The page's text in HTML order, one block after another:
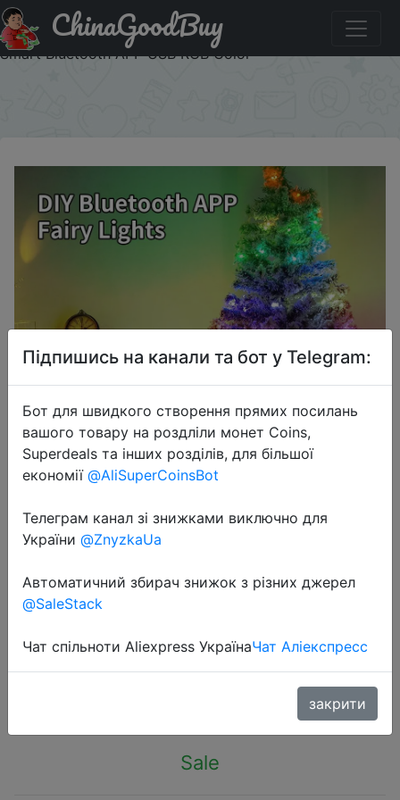
Акція на 10m Christmas Fairy Lights Led Decoration
Festoon Street Garland Indoor Outdoor Wedding New Year
Smart Bluetooth APP USB RGB Color
ChinaGoodBuy
2023-10-06
10m Christmas Fairy Lights Led
Decoration Festoon Street Garland
Indoor Outdoor Wedding New Year
Sale
Підпишись на канали та бот у Telegram:
Бот для швидкого створення прямих посилань
вашого товару на роздліли монет Coins,
Superdeals та інших розділів, для більшої
економії @AliSuperCoinsBot
Телеграм канал зі знижками виключно для
України @ZnyzkaUa
Автоматичний збирач знижок з різних джерел
@SaleStack
Чат спільноти Aliexpress УкраїнаЧат Аліекспресс
закрити